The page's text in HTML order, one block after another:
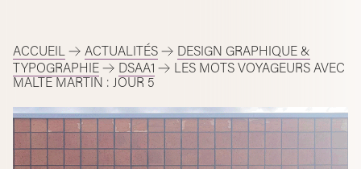
ACCUEIL ACTUALITÉS
DESIGN GRAPHIQUE &
TYPOGRAPHIE
DSAA1
LES MOTS VOYAGEURS AVEC
MALTE MARTIN : JOUR 5